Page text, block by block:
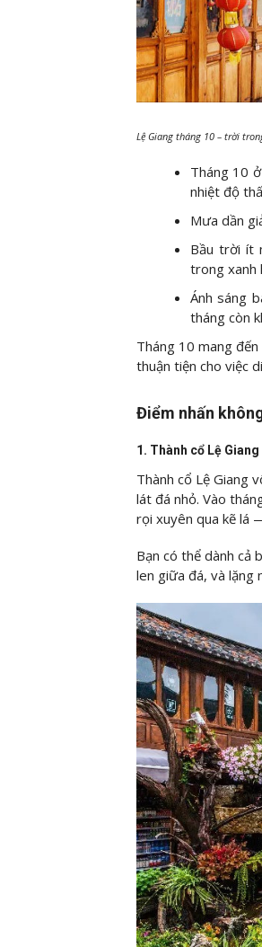
Lệ Giang tháng 10 – trời
Tháng 10
nhiệt độ
Mưa dần
Bầu trời ít
trong xanh
Ánh sáng
tháng còn
Tháng 10 mang
thuận tiện cho việc
Điểm nhấn
1. Thành cổ Lệ
Thành cổ Lệ Giang
lát đá nhỏ. Vào
rọi xuyên qua kẽ lá
Bạn có thể dành cả
len giữa đá, và lặng